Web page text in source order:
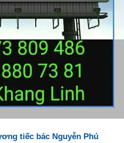
tiếc bác Nguyễn Phú